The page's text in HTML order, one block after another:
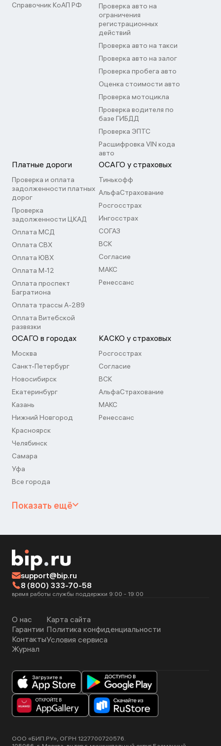
Справочник КоАП РФ
Проверка авто на
ограничения
регистрационных
действий
Проверка авто на такси
Проверка авто на залог
Проверка пробега авто
Оценка стоимости авто
Проверка мотоцикла
Проверка водителя по
базе ГИБДД
Проверка ЭПТС
Расшифровка VIN кода
авто
Платные дороги
Проверка и оплата
задолженности платных
дорог
Проверка
задолженности ЦКАД
Оплата МСД
Оплата СВХ
Оплата ЮВХ
Оплата М-12
Оплата проспект
Багратиона
Оплата трассы А-289
Оплата Витебской
развязки
ОСАГО у страховых
Тинькофф
АльфаСтрахование
Росгосстрах
Ингосстрах
СОГАЗ
ВСК
Согласие
МАКС
Ренессанс
ОСАГО в городах
Москва
Санкт-Петербург
Новосибирск
Екатеринбург
Казань
Нижний Новгород
Красноярск
Челябинск
Самара
Уфа
Все города
КАСКО у страховых
Росгосстрах
Согласие
ВСК
АльфаСтрахование
МАКС
Ренессанс
Показать ещё
support@bip.ru
8 (800) 333-70-58
время работы службы поддержки 9:00 - 19:00
О нас
Гарантии
Контакты
Журнал
Карта сайта
Политика конфиденциальности
Условия сервиса
ООО «БИП.РУ», ОГРН 1227700720576.